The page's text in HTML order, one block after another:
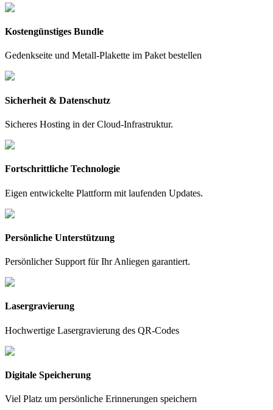
Kostengünstiges Bundle
Gedenkseite und Metall-Plakette im Paket bestellen
Sicherheit & Datenschutz
Sicheres Hosting in der Cloud-Infrastruktur.
Fortschrittliche Technologie
Eigen entwickelte Plattform mit laufenden Updates.
Persönliche Unterstützung
Persönlicher Support für Ihr Anliegen garantiert.
Lasergravierung
Hochwertige Lasergravierung des QR-Codes
Digitale Speicherung
Viel Platz um persönliche Erinnerungen speichern